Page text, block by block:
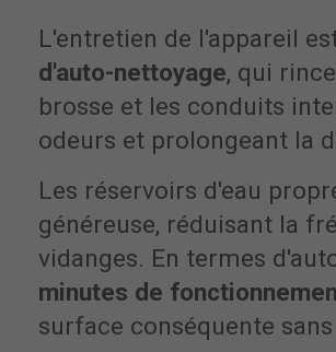
L'entretien de l'appareil
d'auto-nettoyage, qui
brosse et les conduits
odeurs et prolongeant la
Les réservoirs d'eau
généreuse, réduisant la
vidanges. En termes
minutes de
surface conséquente